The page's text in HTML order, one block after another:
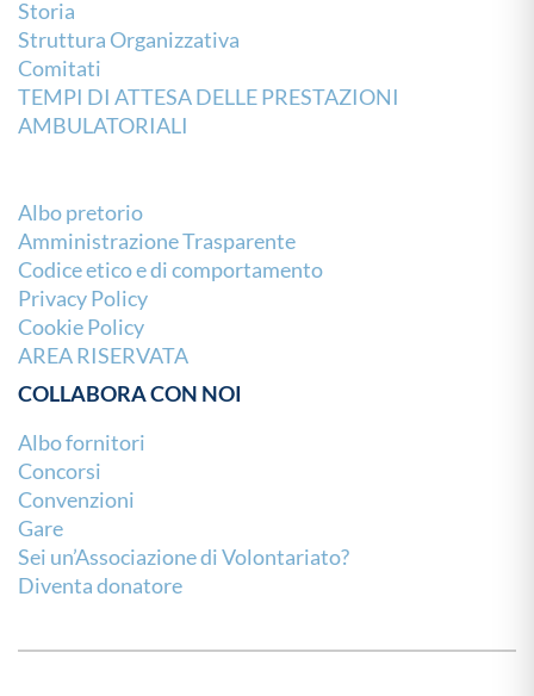
Storia
Struttura Organizzativa
Comitati
TEMPI DI ATTESA DELLE PRESTAZIONI
AMBULATORIALI
Albo pretorio
Amministrazione Trasparente
Codice etico e di comportamento
Privacy Policy
Cookie Policy
AREA RISERVATA
COLLABORA CON NOI
Albo fornitori
Concorsi
Convenzioni
Gare
Sei un’Associazione di Volontariato?
Diventa donatore